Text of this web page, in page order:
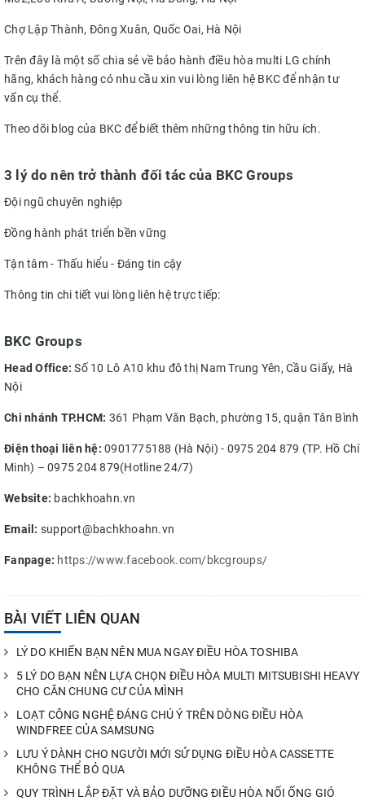
Chợ Lập Thành, Đông Xuân, Quốc Oai, Hà Nội
Trên đây là một số chia sẻ về bảo hành điều hòa multi LG chính
hãng, khách hàng có nhu cầu xin vui lòng liên hệ BKC để nhận tư
vấn cụ thể.
Theo dõi blog của BKC để biết thêm những thông tin hữu ích.
3 lý do nên trở thành đối tác của BKC Groups
Đội ngũ chuyên nghiệp
Đồng hành phát triển bền vững
Tận tâm - Thấu hiểu - Đáng tin cậy
Thông tin chi tiết vui lòng liên hệ trực tiếp:
BKC Groups
Head Office:Số 10 Lô A10 khu đô thị Nam Trung Yên, Cầu Giấy, Hà
Nội
Chi nhánh TP.HCM: 361 Phạm Văn Bạch, phường 15, quận Tân Bình
Điện thoại liên hệ: 0901775188 (Hà Nội) - 0975 204 879 (TP. Hồ Chí
Minh) – 0975 204 879(Hotline 24/7)
Website: bachkhoahn.vn
Email: support@bachkhoahn.vn
Fanpage: https://www.facebook.com/bkcgroups/
BÀI VIẾT LIÊN QUAN
LÝ DO KHIẾN BẠN NÊN MUA NGAY ĐIỀU HÒA TOSHIBA
5 LÝ DO BẠN NÊN LỰA CHỌN ĐIỀU HÒA MULTI MITSUBISHI HEAVY
CHO CĂN CHUNG CƯ CỦA MÌNH
LOẠT CÔNG NGHỆ ĐÁNG CHÚ Ý TRÊN DÒNG ĐIỀU HÒA
WINDFREE CỦA SAMSUNG
LƯU Ý DÀNH CHO NGƯỜI MỚI SỬ DỤNG ĐIỀU HÒA CASSETTE
KHÔNG THỂ BỎ QUA
QUY TRÌNH LẮP ĐẶT VÀ BẢO DƯỠNG ĐIỀU HÒA NỐI ỐNG GIÓ